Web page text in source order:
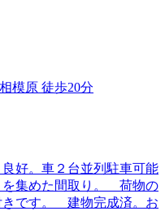
模原 徒歩20分
好。車２台並列駐車可能
集めた間取り。 荷物の
きです。 建物完成済。お